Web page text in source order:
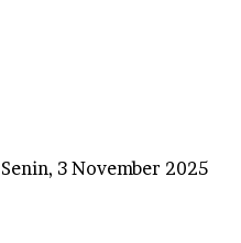
Senin, 3 November 2025